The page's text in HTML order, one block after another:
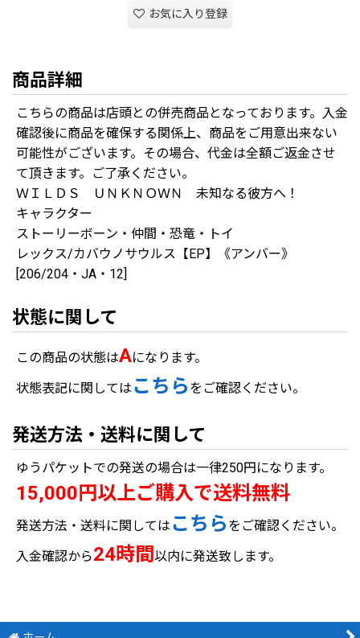
お気に入り登録
商品詳細
こちらの商品は店頭との併売商品となっております。入金
確認後に商品を確保する関係上、商品をご用意出来ない
可能性がございます。その場合、代金は全額ご返金させ
て頂きます。ご了承ください。
ＷＩＬＤＳ ＵＮＫＮＯＷＮ 未知なる彼方へ！
キャラクター
ストーリーボーン・仲間・恐竜・トイ
レックス/カバウノサウルス【EP】《アンバー》
[206/204・JA・12]
状態に関して
この商品の状態はAになります。
状態表記に関しては こちら をご確認ください。
発送方法・送料に関して
ゆうパケットでの発送の場合は一律250円になります。
15,000円以上ご購入で送料無料
発送方法・送料に関しては こちら をご確認ください。
入金確認から24時間 以内に発送致します。